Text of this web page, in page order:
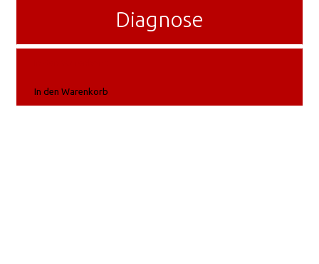
Diagnose
In den Warenkorb